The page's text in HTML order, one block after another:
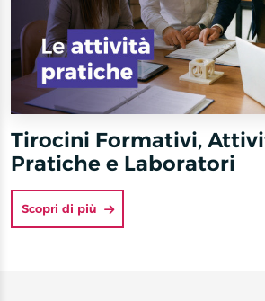
Tirocini Formativi,
Pratiche e Laboratori
Scopri di più